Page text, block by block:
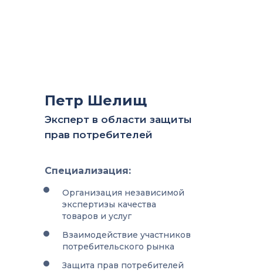
Петр Шелищ
Эксперт в области защиты
прав потребителей
Специализация:
Организация независимой
экспертизы качества
товаров и услуг
Защита прав потребителей
Взаимодействие участников
потребительского рынка